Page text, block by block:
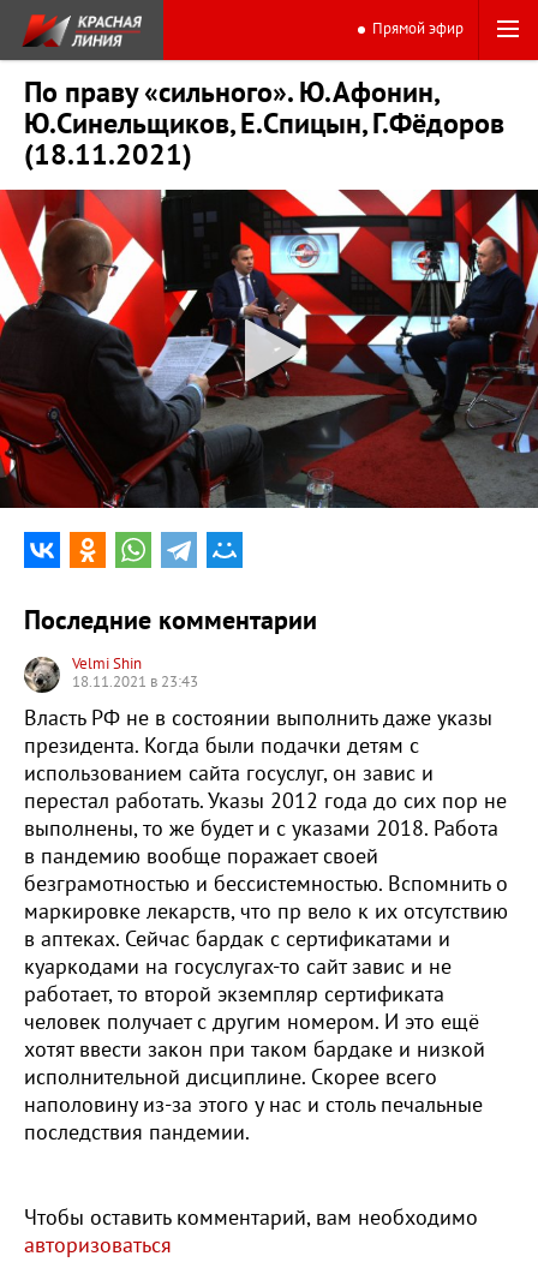
Прямой эфир
По праву «сильного». Ю.Афонин,
Ю.Синельщиков, Е.Спицын, Г.Фёдоров
(18.11.2021)
0:00
Последние комментарии
Velmi Shin
18.11.2021 в 23:43
Власть РФ не в состоянии выполнить даже указы
президента. Когда были подачки детям с
использованием сайта госуслуг, он завис и
перестал работать. Указы 2012 года до сих пор не
выполнены, то же будет и с указами 2018. Работа
в пандемию вообще поражает своей
безграмотностью и бессистемностью. Вспомнить о
маркировке лекарств, что пр вело к их отсутствию
в аптеках. Сейчас бардак с сертификатами и
куаркодами на госуслугах-то сайт завис и не
работает, то второй экземпляр сертификата
человек получает с другим номером. И это ещё
хотят ввести закон при таком бардаке и низкой
исполнительной дисциплине. Скорее всего
наполовину из-за этого у нас и столь печальные
последствия пандемии.
Чтобы оставить комментарий, вам необходимо
авторизоваться